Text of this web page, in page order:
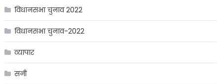
विधानसभा चुनाव 2022
विधानसभा चुनाव-2022
व्यापार
सनी